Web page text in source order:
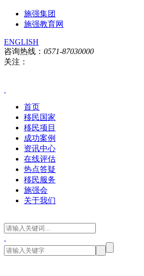
施强集团
施强教育网
ENGLISH
咨询热线： 0571-87030000
关注：
首页
移民国家
移民项目
成功案例
资讯中心
在线评估
热点答疑
移民服务
施强会
关于我们